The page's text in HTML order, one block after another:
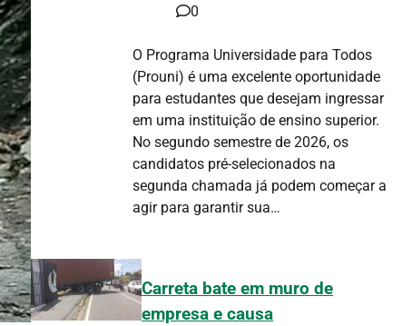
0
O Programa Universidade para Todos
(Prouni) é uma excelente oportunidade
para estudantes que desejam ingressar
em uma instituição de ensino superior.
No segundo semestre de 2026, os
candidatos pré-selecionados na
segunda chamada já podem começar a
agir para garantir sua…
Carreta bate em muro de
empresa e causa